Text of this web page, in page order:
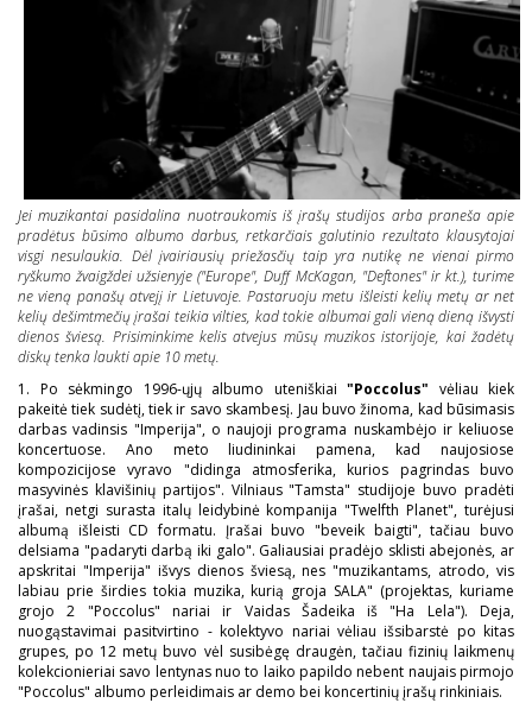
Jei muzikantai pasidalina nuotraukomis iš įrašų studijos arba praneša apie
pradėtus būsimo albumo darbus, retkarčiais galutinio rezultato klausytojai
visgi nesulaukia. Dėl įvairiausių priežasčių taip yra nutikę ne vienai pirmo
ryškumo žvaigždei užsienyje ("Europe", Duff McKagan, "Deftones" ir kt.), turime
ne vieną panašų atvejį ir Lietuvoje. Pastaruoju metu išleisti kelių metų ar net
kelių dešimtmečių įrašai teikia vilties, kad tokie albumai gali vieną dieną išvysti
dienos šviesą. Prisiminkime kelis atvejus mūsų muzikos istorijoje, kai žadėtų
diskų tenka laukti apie 10 metų.
1. Po sėkmingo 1996-ųjų albumo uteniškiai "Poccolus" vėliau kiek
pakeitė tiek sudėtį, tiek ir savo skambesį. Jau buvo žinoma, kad būsimasis
darbas vadinsis "Imperija", o naujoji programa nuskambėjo ir keliuose
koncertuose. Ano meto liudininkai pamena, kad naujosiose
kompozicijose vyravo "didinga atmosferika, kurios pagrindas buvo
masyvinės klavišinių partijos". Vilniaus "Tamsta" studijoje buvo pradėti
įrašai, netgi surasta italų leidybinė kompanija "Twelfth Planet", turėjusi
albumą išleisti CD formatu. Įrašai buvo "beveik baigti", tačiau buvo
delsiama "padaryti darbą iki galo". Galiausiai pradėjo sklisti abejonės, ar
apskritai "Imperija" išvys dienos šviesą, nes "muzikantams, atrodo, vis
labiau prie širdies tokia muzika, kurią groja SALA" (projektas, kuriame
grojo 2 "Poccolus" nariai ir Vaidas Šadeika iš "Ha Lela"). Deja,
nuogąstavimai pasitvirtino - kolektyvo nariai vėliau išsibarstė po kitas
grupes, po 12 metų buvo vėl susibėgę draugėn, tačiau fizinių laikmenų
kolekcionieriai savo lentynas nuo to laiko papildo nebent naujais pirmojo
"Poccolus" albumo perleidimais ar demo bei koncertinių įrašų rinkiniais.